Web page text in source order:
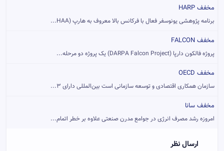
مخفف HARP
برنامه پژوهشی یونوسفر فعال با فرکانس بالا معروف به هارپ (HAA...
مخفف FALCON
پروژه فالکون دارپا (DARPA Falcon Project) یک پروژه دو مرحله‌...
مخفف OECD
سازمان همکاری اقتصادی و توسعه سازمانی است بین‌المللی دارای ۳...
مخفف سانا
امروزه رشد مصرف انرژی در جوامع مدرن صنعتی علاوه بر خطر اتمام...
ارسال نظر